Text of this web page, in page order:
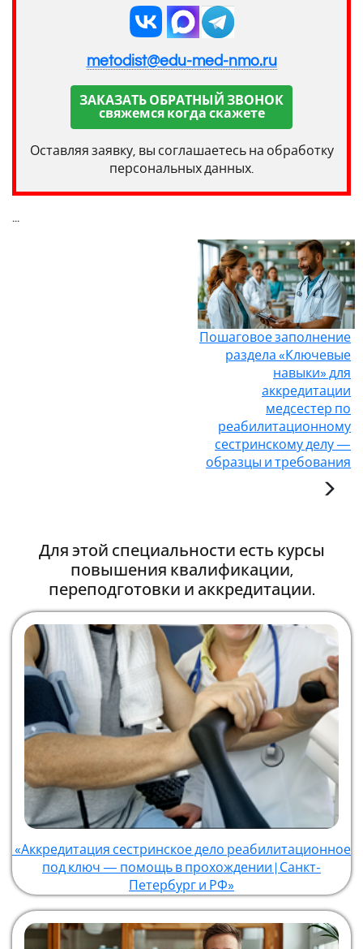
metodist@edu-med-nmo.ru
ЗАКАЗАТЬ ОБРАТНЫЙ ЗВОНОК
свяжемся когда скажете
Оставляя заявку, вы соглашаетесь на обработку
персональных данных.
Пошаговое заполнение
раздела «Ключевые
навыки» для
аккредитации
медсестер по
реабилитационному
сестринскому делу —
образцы и требования
Для этой специальности есть курсы
повышения квалификации,
переподготовки и аккредитации.
«Аккредитация сестринское дело реабилитационное
под ключ — помощь в прохождении | Санкт-
Петербург и РФ»